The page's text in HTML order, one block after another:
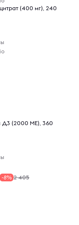
(400 мг), 240
Д3 (2000 МЕ), 360
-8% 2 405